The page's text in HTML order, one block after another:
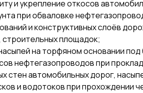
и укрепление откосов
при обваловке
и конструктивных слоёв
площадок;
на торфяном основании
нефтегазопроводов при
стен автомобильных дорог,
и водотоков при прохождении